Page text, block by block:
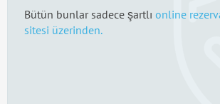
Bütün bunlar sadece şartlı online
sitesi üzerinden.